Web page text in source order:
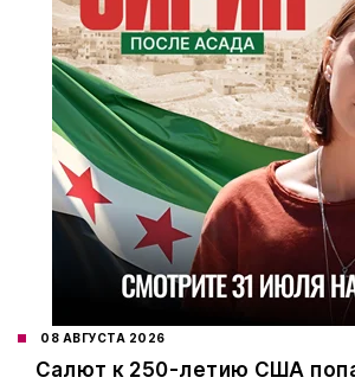
08 АВГУСТА 2026
Салют к 250-летию США